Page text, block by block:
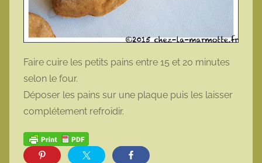
Faire cuire les petits pains entre 15 et 20 minutes
selon le four.
Déposer les pains sur une plaque puis les laisser
complétement refroidir.